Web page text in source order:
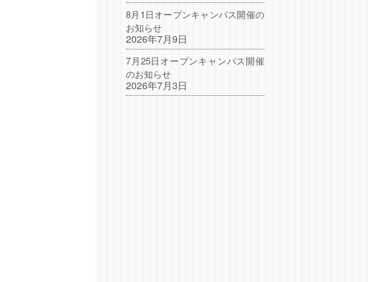
8月1日オープンキャンパス開催の
お知らせ
2026年7月9日
7月25日オープンキャンパス開催
のお知らせ
2026年7月3日